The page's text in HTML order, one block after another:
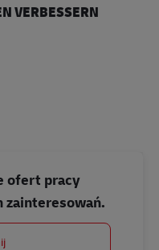
VERBESSERN
ofert pracy
zainteresowań.